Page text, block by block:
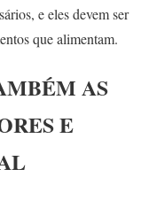
e eles devem ser
que alimentam.
AS
E